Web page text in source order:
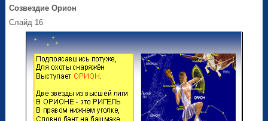
Созвездие Орион
Слайд 16